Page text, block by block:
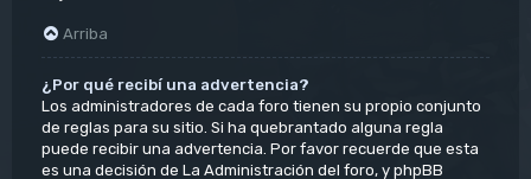
Arriba
¿Por qué recibí una advertencia?
Los administradores de cada foro tienen su propio conjunto
de reglas para su sitio. Si ha quebrantado alguna regla
puede recibir una advertencia. Por favor recuerde que esta
es una decisión de La Administración del foro, y phpBB